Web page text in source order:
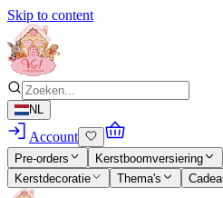
Skip to content
NL
Account
Pre-orders Kerstboomversiering
Kerstdecoratie
Thema's